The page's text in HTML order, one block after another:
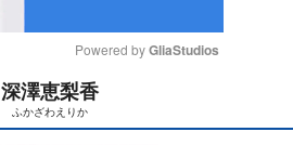
t
Powered by GliaStudios
深澤恵梨香
ふかざわえりか